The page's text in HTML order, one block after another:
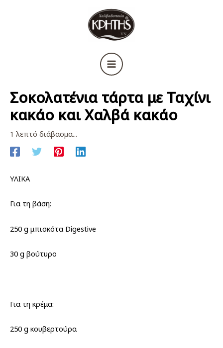
Σοκολατένια τάρτα με Ταχίνι
κακάο και Χαλβά κακάο
1 λεπτό διάβασμα...
ΥΛΙΚΑ
Για τη βάση:
250 g μπισκότα Digestive
30 g βούτυρο
Για τη κρέμα:
250 g κουβερτούρα